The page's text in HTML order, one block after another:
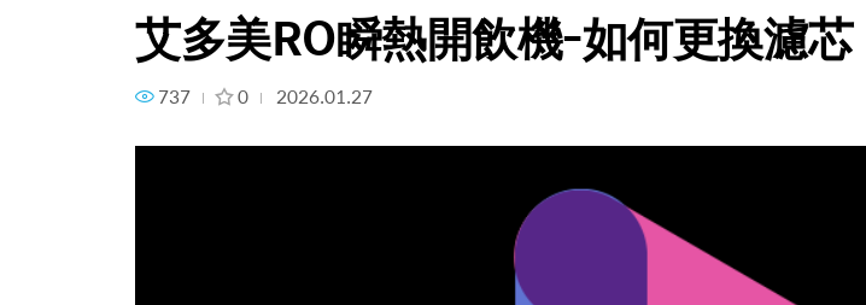
艾多美RO瞬熱開飲機-如何更換濾芯
737 0 2026.01.27